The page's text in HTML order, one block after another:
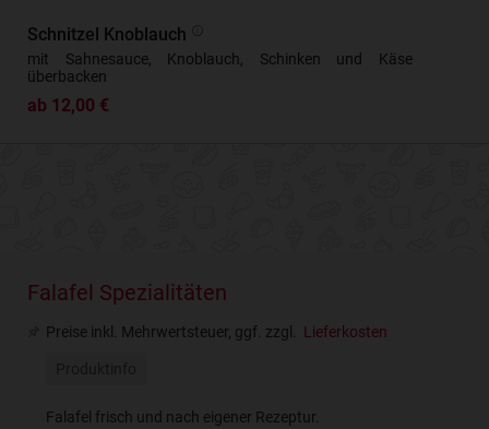
Schnitzel Knoblauch
mit Sahnesauce, Knoblauch, Schinken und Käse
überbacken
ab 12,00 €
Falafel Spezialitäten
Preise inkl. Mehrwertsteuer, ggf. zzgl. Lieferkosten
Falafel frisch und nach eigener Rezeptur.